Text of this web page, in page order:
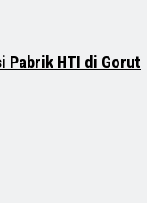
Pabrik HTI di Gorut